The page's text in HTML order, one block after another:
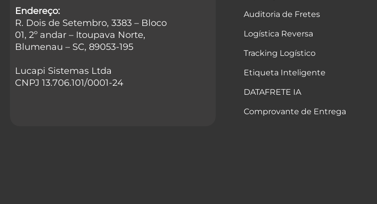
Endereço:
R. Dois de Setembro, 3383 – Bloco
01, 2º andar – Itoupava Norte,
Blumenau – SC, 89053-195
Lucapi Sistemas Ltda
CNPJ 13.706.101/0001-24
Auditoria de Fretes
Logística Reversa
Tracking Logístico
Etiqueta Inteligente
DATAFRETE IA
Comprovante de Entrega